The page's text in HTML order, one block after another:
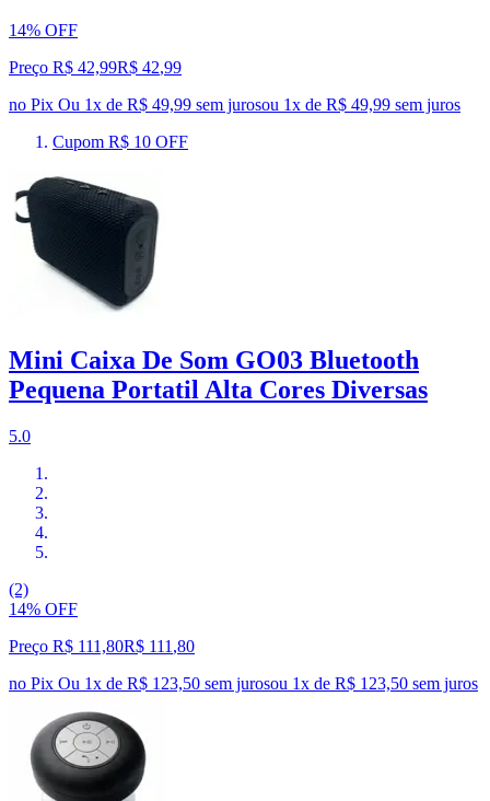
14% OFF
Preço R$ 42,99R$ 42,99
no Pix Ou 1x de R$ 49,99 sem jurosou 1x de R$ 49,99 sem juros
Cupom R$ 10 OFF
Mini Caixa De Som GO03 Bluetooth
Pequena Portatil Alta Cores Diversas
5.0
(2)
14% OFF
Preço R$ 111,80R$ 111 ,80
no Pix Ou 1x de R$ 123,50 sem jurosou 1x de R$ 123,50 sem juros